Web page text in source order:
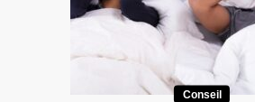
Conseil